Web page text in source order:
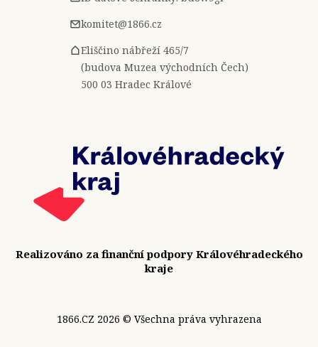
komitet@1866.cz
Eliščino nábřeží 465/7
(budova Muzea východních Čech)
500 03 Hradec Králové
Realizováno za finanční podpory Královéhradeckého
kraje
1866.CZ 2026 © Všechna práva vyhrazena